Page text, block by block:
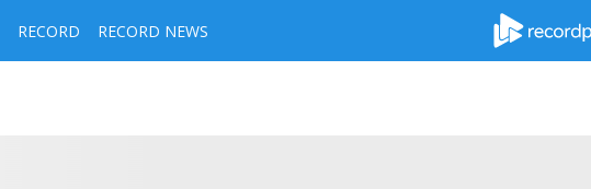
RECORD RECORD NEWS